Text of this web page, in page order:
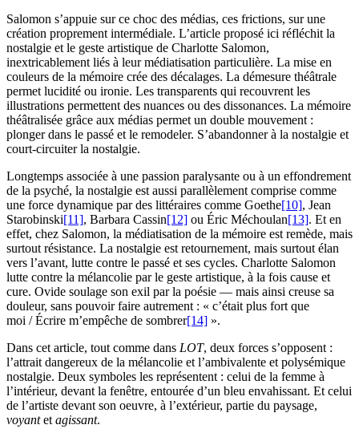
Salomon s’appuie sur ce choc des médias, ces frictions, sur une
création proprement intermédiale. L’article proposé ici réfléchit la
nostalgie et le geste artistique de Charlotte Salomon,
inextricablement liés à leur médiatisation particulière. La mise en
couleurs de la mémoire crée des décalages. La démesure théâtrale
permet lucidité ou ironie. Les transparents qui recouvrent les
illustrations permettent des nuances ou des dissonances. La mémoire
théâtralisée grâce aux médias permet un double mouvement :
plonger dans le passé et le remodeler. S’abandonner à la nostalgie et
court-circuiter la nostalgie.
Longtemps associée à une passion paralysante ou à un effondrement
de la psyché, la nostalgie est aussi parallèlement comprise comme
une force dynamique par des littéraires comme Goethe[10], Jean
Starobinski[11], Barbara Cassin[12] ou Éric Méchoulan[13]. Et en
effet, chez Salomon, la médiatisation de la mémoire est remède, mais
surtout résistance. La nostalgie est retournement, mais surtout élan
vers l’avant, lutte contre le passé et ses cycles. Charlotte Salomon
lutte contre la mélancolie par le geste artistique, à la fois cause et
cure. Ovide soulage son exil par la poésie — mais ainsi creuse sa
douleur, sans pouvoir faire autrement : « c’était plus fort que
moi / Écrire m’empêche de sombrer[14] ».
Dans cet article, tout comme dans LOT, deux forces s’opposent :
l’attrait dangereux de la mélancolie et l’ambivalente et polysémique
nostalgie. Deux symboles les représentent : celui de la femme à
l’intérieur, devant la fenêtre, entourée d’un bleu envahissant. Et celui
de l’artiste devant son oeuvre, à l’extérieur, partie du paysage,
voyantetagissant.